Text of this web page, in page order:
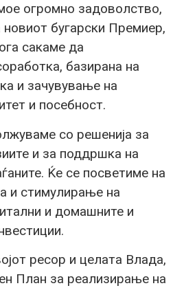
огромно задоволство,
бугарски Премиер,
сакаме да
базирана на
и зачувување на
и посебност.
со решенија за
и за поддршка на
Ќе се посветиме на
и стимулирање на
и домашните и
ресор и целата Влада,
План за реализирање на